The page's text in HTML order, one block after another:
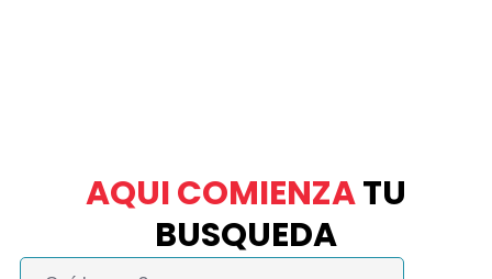
AQUI COMIENZATU
BUSQUEDA
Buscar: